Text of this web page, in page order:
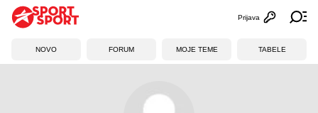
Otvori
Prijava
NOVO FORUM MOJE TEME TABELE